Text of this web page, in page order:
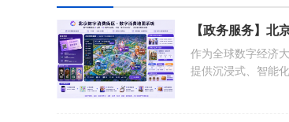
【政务服务】北
作为全球数字经济
提供沉浸式、智能